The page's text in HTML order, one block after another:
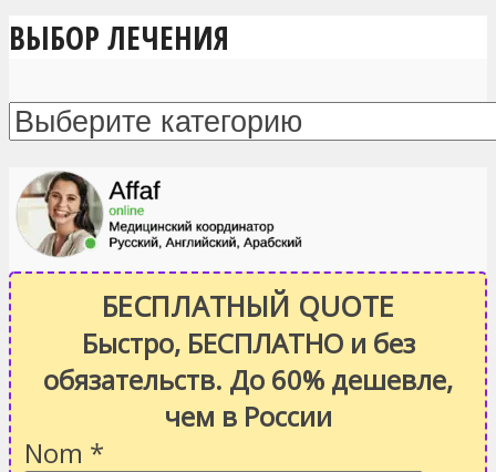
ВЫБОР ЛЕЧЕНИЯ
БЕСПЛАТНЫЙ QUOTE
Быстро, БЕСПЛАТНО и без
обязательств. До 60% дешевле,
чем в России
Nom *